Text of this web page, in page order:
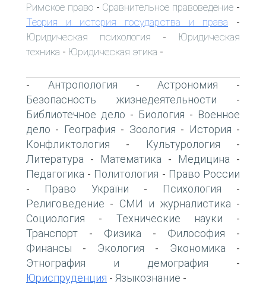
Римское право- Сравнительное правоведение -
Теория и история государства и права -
Юридическая психология -
Юридическая
техника - Юридическая этика -
- Антропология -Астрономия -
Безопасность жизнедеятельности -
Библиотечное дело - Биология - Военное
дело - География - Зоология - История -
Конфликтология - Культурология -
Литература - Математика - Медицина -
Педагогика - Политология - Право России
- Право України - Психология -
Религоведение - СМИ и журналистика -
Социология - Технические науки -
Транспорт - Физика - Философия -
Финансы - Экология - Экономика -
Этнография и демография -
Юриспруденция - Языкознание -